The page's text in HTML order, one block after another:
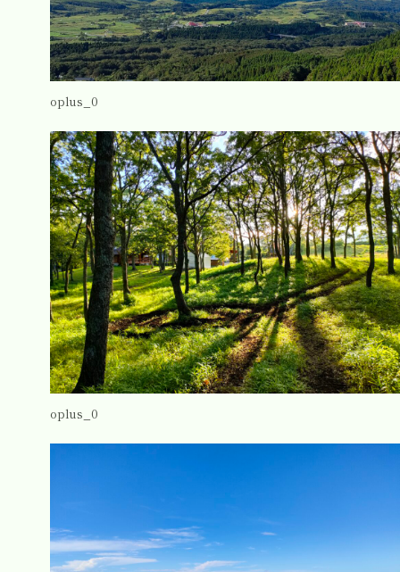
oplus_0
oplus_0